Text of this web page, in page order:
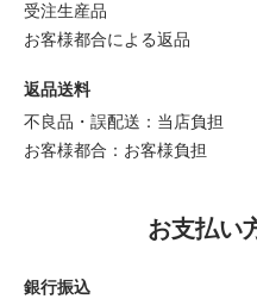
受注生産品
お客様都合による返品
返品送料
不良品・誤配送：当店負担
お客様都合：お客様負担
お支払い
銀行振込